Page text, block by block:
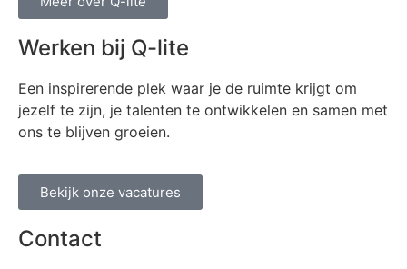
Werken bij Q-lite
Een inspirerende plek waar je de ruimte krijgt om
jezelf te zijn, je talenten te ontwikkelen en samen met
ons te blijven groeien.
Bekijk onze vacatures
Contact